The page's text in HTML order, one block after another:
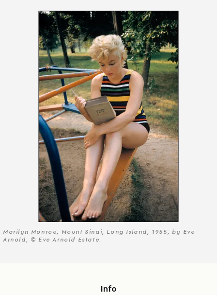
Marilyn Monroe, Mount Sinai, Long Island, 1955, by Eve
Arnold, © Eve Arnold Estate.
Info